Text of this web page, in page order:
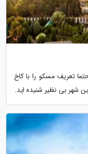
تعریف مسکو را با کاخ
شهر بی نظیر شنیده اید.